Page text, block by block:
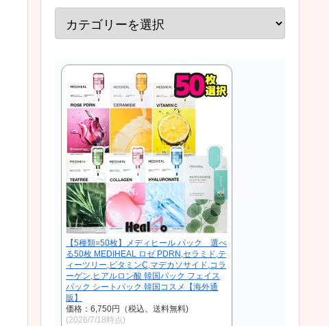
【5種類=50枚】メディヒール パック 選べ
る50枚 MEDIHEAL ロゼ PDRN,セラミド,テ
ィーツリー,ビタミンC,マデカソサイド,コラ
ーゲン,ヒアルロン酸 韓国パック フェイス
パック シートパック 韓国コスメ【海外通
販】
価格：6,750円（税込、送料無料)
(2026/7/18時点)